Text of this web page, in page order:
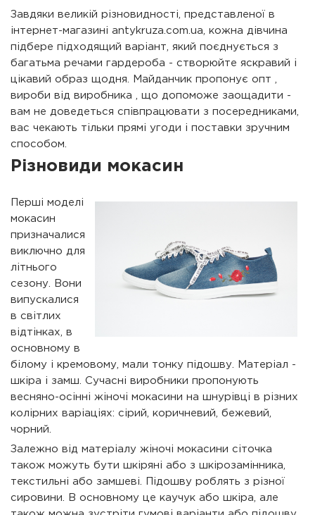
Завдяки великій різновидності, представленої в
інтернет-магазині antykruza.com.ua, кожна дівчина
підбере підходящий варіант, який поєднується з
багатьма речами гардероба - створюйте яскравий і
цікавий образ щодня. Майданчик пропонує опт ,
вироби від виробника , що допоможе заощадити -
вам не доведеться співпрацювати з посередниками,
вас чекають тільки прямі угоди і поставки зручним
способом.
Різновиди мокасин
Перші моделі
мокасин
призначалися
виключно для
літнього
сезону. Вони
випускалися
в світлих
відтінках, в
основному в
білому і кремовому, мали тонку підошву. Матеріал -
шкіра і замш. Сучасні виробники пропонують
весняно-осінні жіночі мокасини на шнурівці в різних
колірних варіаціях: сірий, коричневий, бежевий,
чорний.
Залежно від матеріалу жіночі мокасини сіточка
також можуть бути шкіряні або з шкірозамінника,
текстильні або замшеві. Підошву роблять з різної
сировини. В основному це каучук або шкіра, але